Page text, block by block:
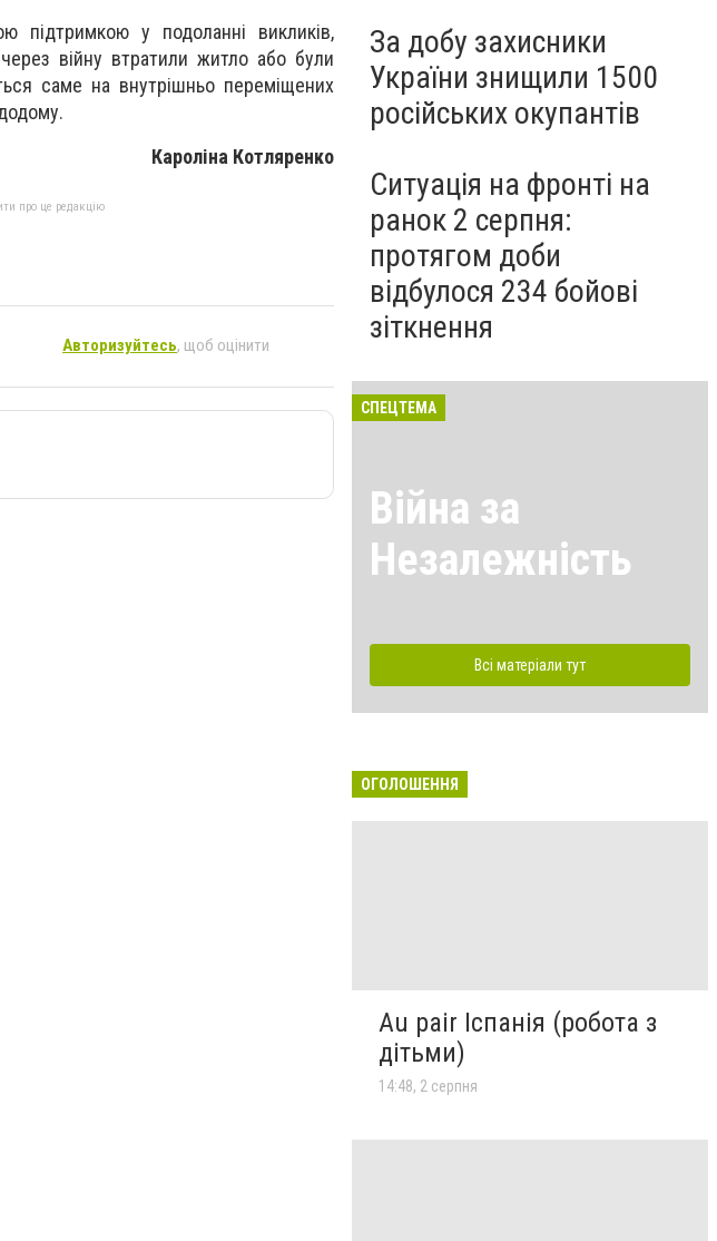
підтримкою у подоланні викликів,
війну втратили житло або були
саме на внутрішньо переміщених
Кароліна Котляренко
про це редакцію
Авторизуйтесь, щоб оцінити
За добу захисники
України знищили 1500
російських окупантів
Ситуація на фронті на
ранок 2 серпня:
протягом доби
відбулося 234 бойові
зіткнення
СПЕЦТЕМА
Війна за
Незалежність
Всі матеріали тут
ОГОЛОШЕННЯ
Au pair Іспанія (робота з
дітьми)
14:48, 2 серпня